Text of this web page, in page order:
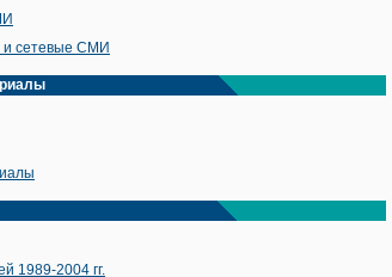
и сетевые СМИ
1989-2004 гг.